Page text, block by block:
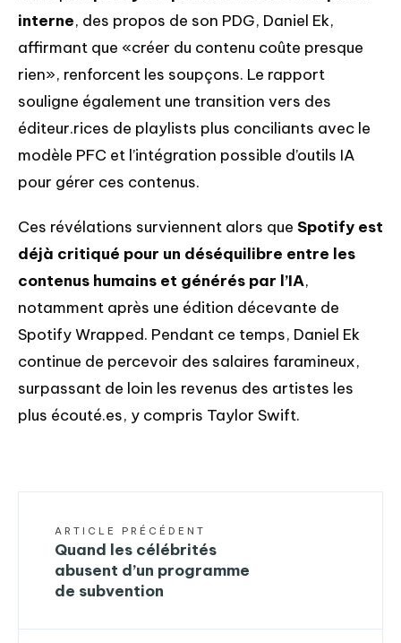
interne, des propos de son PDG, Daniel Ek,
affirmant que «créer du contenu coûte presque
rien», renforcent les soupçons. Le rapport
souligne également une transition vers des
éditeur.rices de playlists plus conciliants avec le
modèle PFC et l’intégration possible d’outils IA
pour gérer ces contenus.
Ces révélations surviennent alors que Spotify est
déjà critiqué pour un déséquilibre entre les
contenus humains et générés par l’IA,
notamment après une édition décevante de
Spotify Wrapped. Pendant ce temps, Daniel Ek
continue de percevoir des salaires faramineux,
surpassant de loin les revenus des artistes les
plus écouté.es, y compris Taylor Swift.
ARTICLE PRÉCÉDENT
Quand les célébrités
abusent d’un programme
de subvention